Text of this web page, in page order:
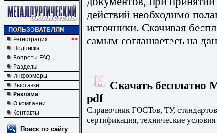
ПОЛЬЗОВАТЕЛЯМ
Регистрация
<<
Подписка
Вопросы FAQ
Разделы
Информеры
Выставки
Реклама
О компании
Контакты
Поиск по сайту
действий необходимо
источники. Скачивая
самым соглашаетесь на
Скачать бесплатно
pdf
Справочник ГОСТов, ТУ,
сертификация, технические условия